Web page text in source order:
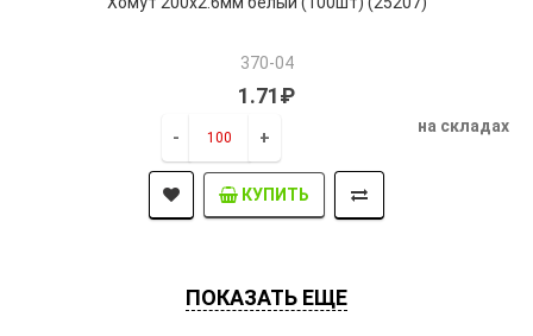
370-04
1.71₽
- +
на складах
КУПИТЬ
ПОКАЗАТЬ ЕЩЕ